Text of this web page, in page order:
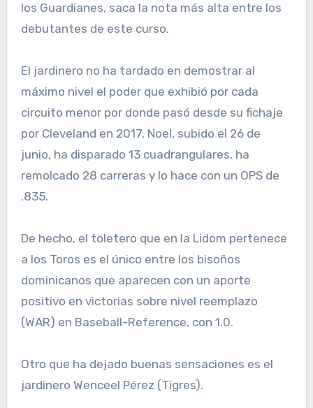
los Guardianes, saca la nota más alta entre los
debutantes de este curso.
El jardinero no ha tardado en demostrar al
máximo nivel el poder que exhibió por cada
circuito menor por donde pasó desde su fichaje
por Cleveland en 2017. Noel, subido el 26 de
junio, ha disparado 13 cuadrangulares, ha
remolcado 28 carreras y lo hace con un OPS de
.835.
De hecho, el toletero que en la Lidom pertenece
a los Toros es el único entre los bisoños
dominicanos que aparecen con un aporte
positivo en victorias sobre nivel reemplazo
(WAR) en Baseball-Reference, con 1.0.
Otro que ha dejado buenas sensaciones es el
jardinero Wenceel Pérez (Tigres).